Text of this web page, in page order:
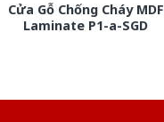
Cửa Gỗ Chống Cháy MDF
Laminate P1-a-SGD